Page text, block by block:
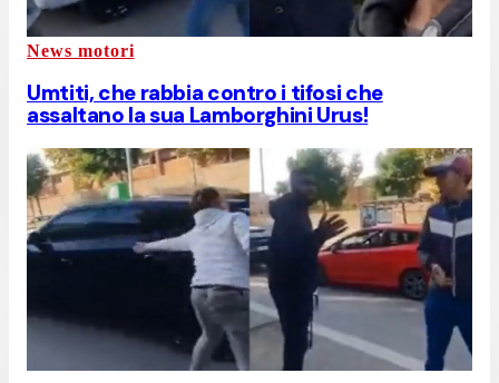
News motori
Umtiti, che rabbia contro i tifosi che
assaltano la sua Lamborghini Urus!